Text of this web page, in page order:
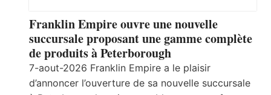
Franklin Empire ouvre une nouvelle
succursale proposant une gamme complète
de produits à Peterborough
7-aout-2026 Franklin Empire a le plaisir
d’annoncer l’ouverture de sa nouvelle succursale